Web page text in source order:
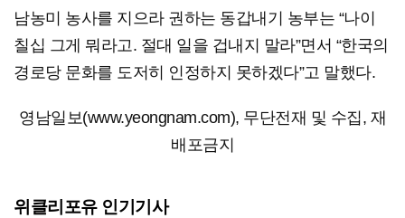
남농미 농사를 지으라 권하는 동갑내기 농부는 “나이
칠십 그게 뭐라고. 절대 일을 겁내지 말라”면서 “한국의
경로당 문화를 도저히 인정하지 못하겠다”고 말했다.
영남일보(www.yeongnam.com), 무단전재 및 수집, 재
배포금지
위클리포유 인기기사